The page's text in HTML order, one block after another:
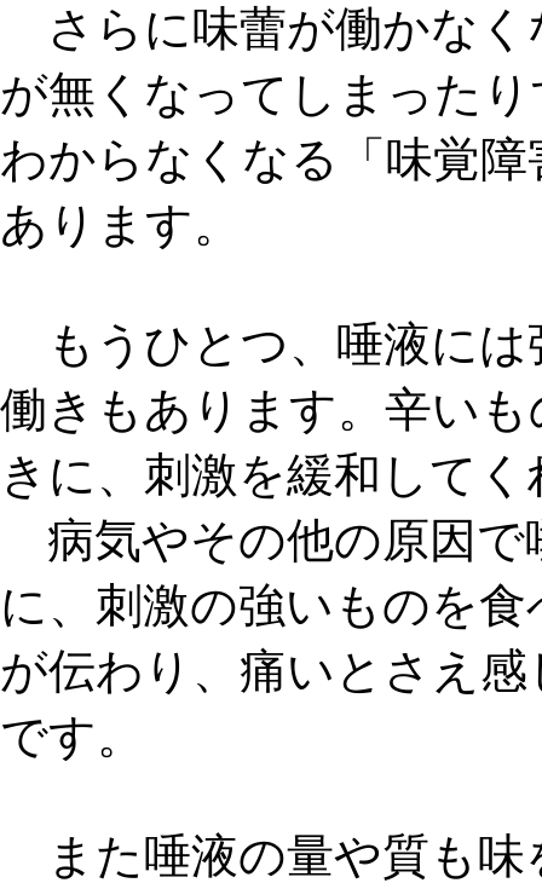
さらに味蕾が働かなく
が無くなってしまった
わからなくなる「 味覚障
あります。
もうひとつ、唾液には
働きもあります。辛い
きに、 刺激を緩和 して
病気やその他の原因で
に、刺激の強いものを
が伝わり、痛いとさえ
です。
また唾液の量や質も味